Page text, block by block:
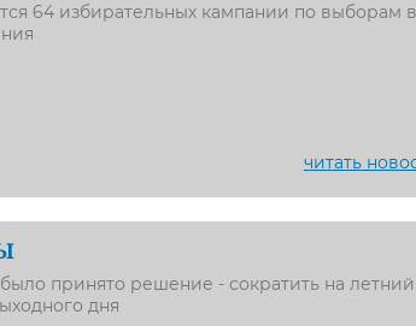
64 избирательных кампании по выборам в
читать
принято решение - сократить на летний
дня